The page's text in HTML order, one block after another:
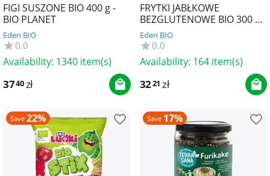
FIGI SUSZONE BIO 400 g -
BIO PLANET
Eden BIO
0.0
Availability: 1340 item(s)
3740zł
FRYTKI JABŁKOWE
BEZGLUTENOWE BIO 300 g -
BIO PLANET
Eden BIO
0.0
Availability: 164 item(s)
3221 zł
Save 22% Save 17%